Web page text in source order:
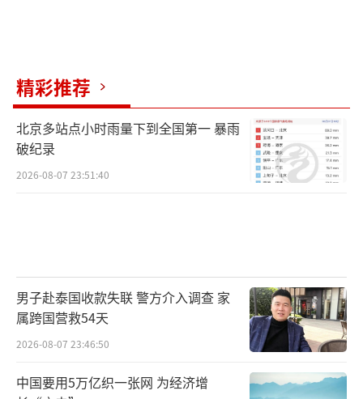
精彩推荐
北京多站点小时雨量下到全国第一 暴雨
破纪录
2026-08-07 23:51:40
男子赴泰国收款失联 警方介入调查 家
属跨国营救54天
2026-08-07 23:46:50
中国要用5万亿织一张网 为经济增